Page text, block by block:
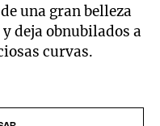
una gran belleza
deja obnubilados a
curvas.